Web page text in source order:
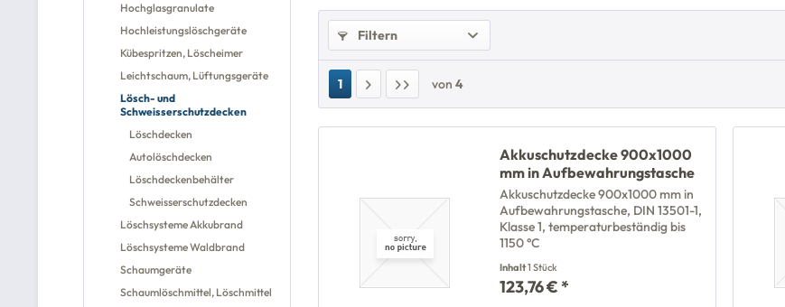
Hochglasgranulate
Hochleistungslöschgeräte
Kübespritzen, Löscheimer
Leichtschaum, Lüftungsgeräte
Lösch- und
Schweisserschutzdecken
Löschdecken
Autolöschdecken
Löschdeckenbehälter
Schweisserschutzdecken
Löschsysteme Akkubrand
Löschsysteme Waldbrand
Schaumgeräte
Schaumlöschmittel, Löschmittel
Filtern
1 von 4
Akkuschutzdecke 900x1000
mm in Aufbewahrungstasche
Akkuschutzdecke 900x1000 mm in
Aufbewahrungstasche, DIN 13501-1,
Klasse 1, temperaturbeständig bis
1150 °C
Inhalt1 Stück
123,76 € *